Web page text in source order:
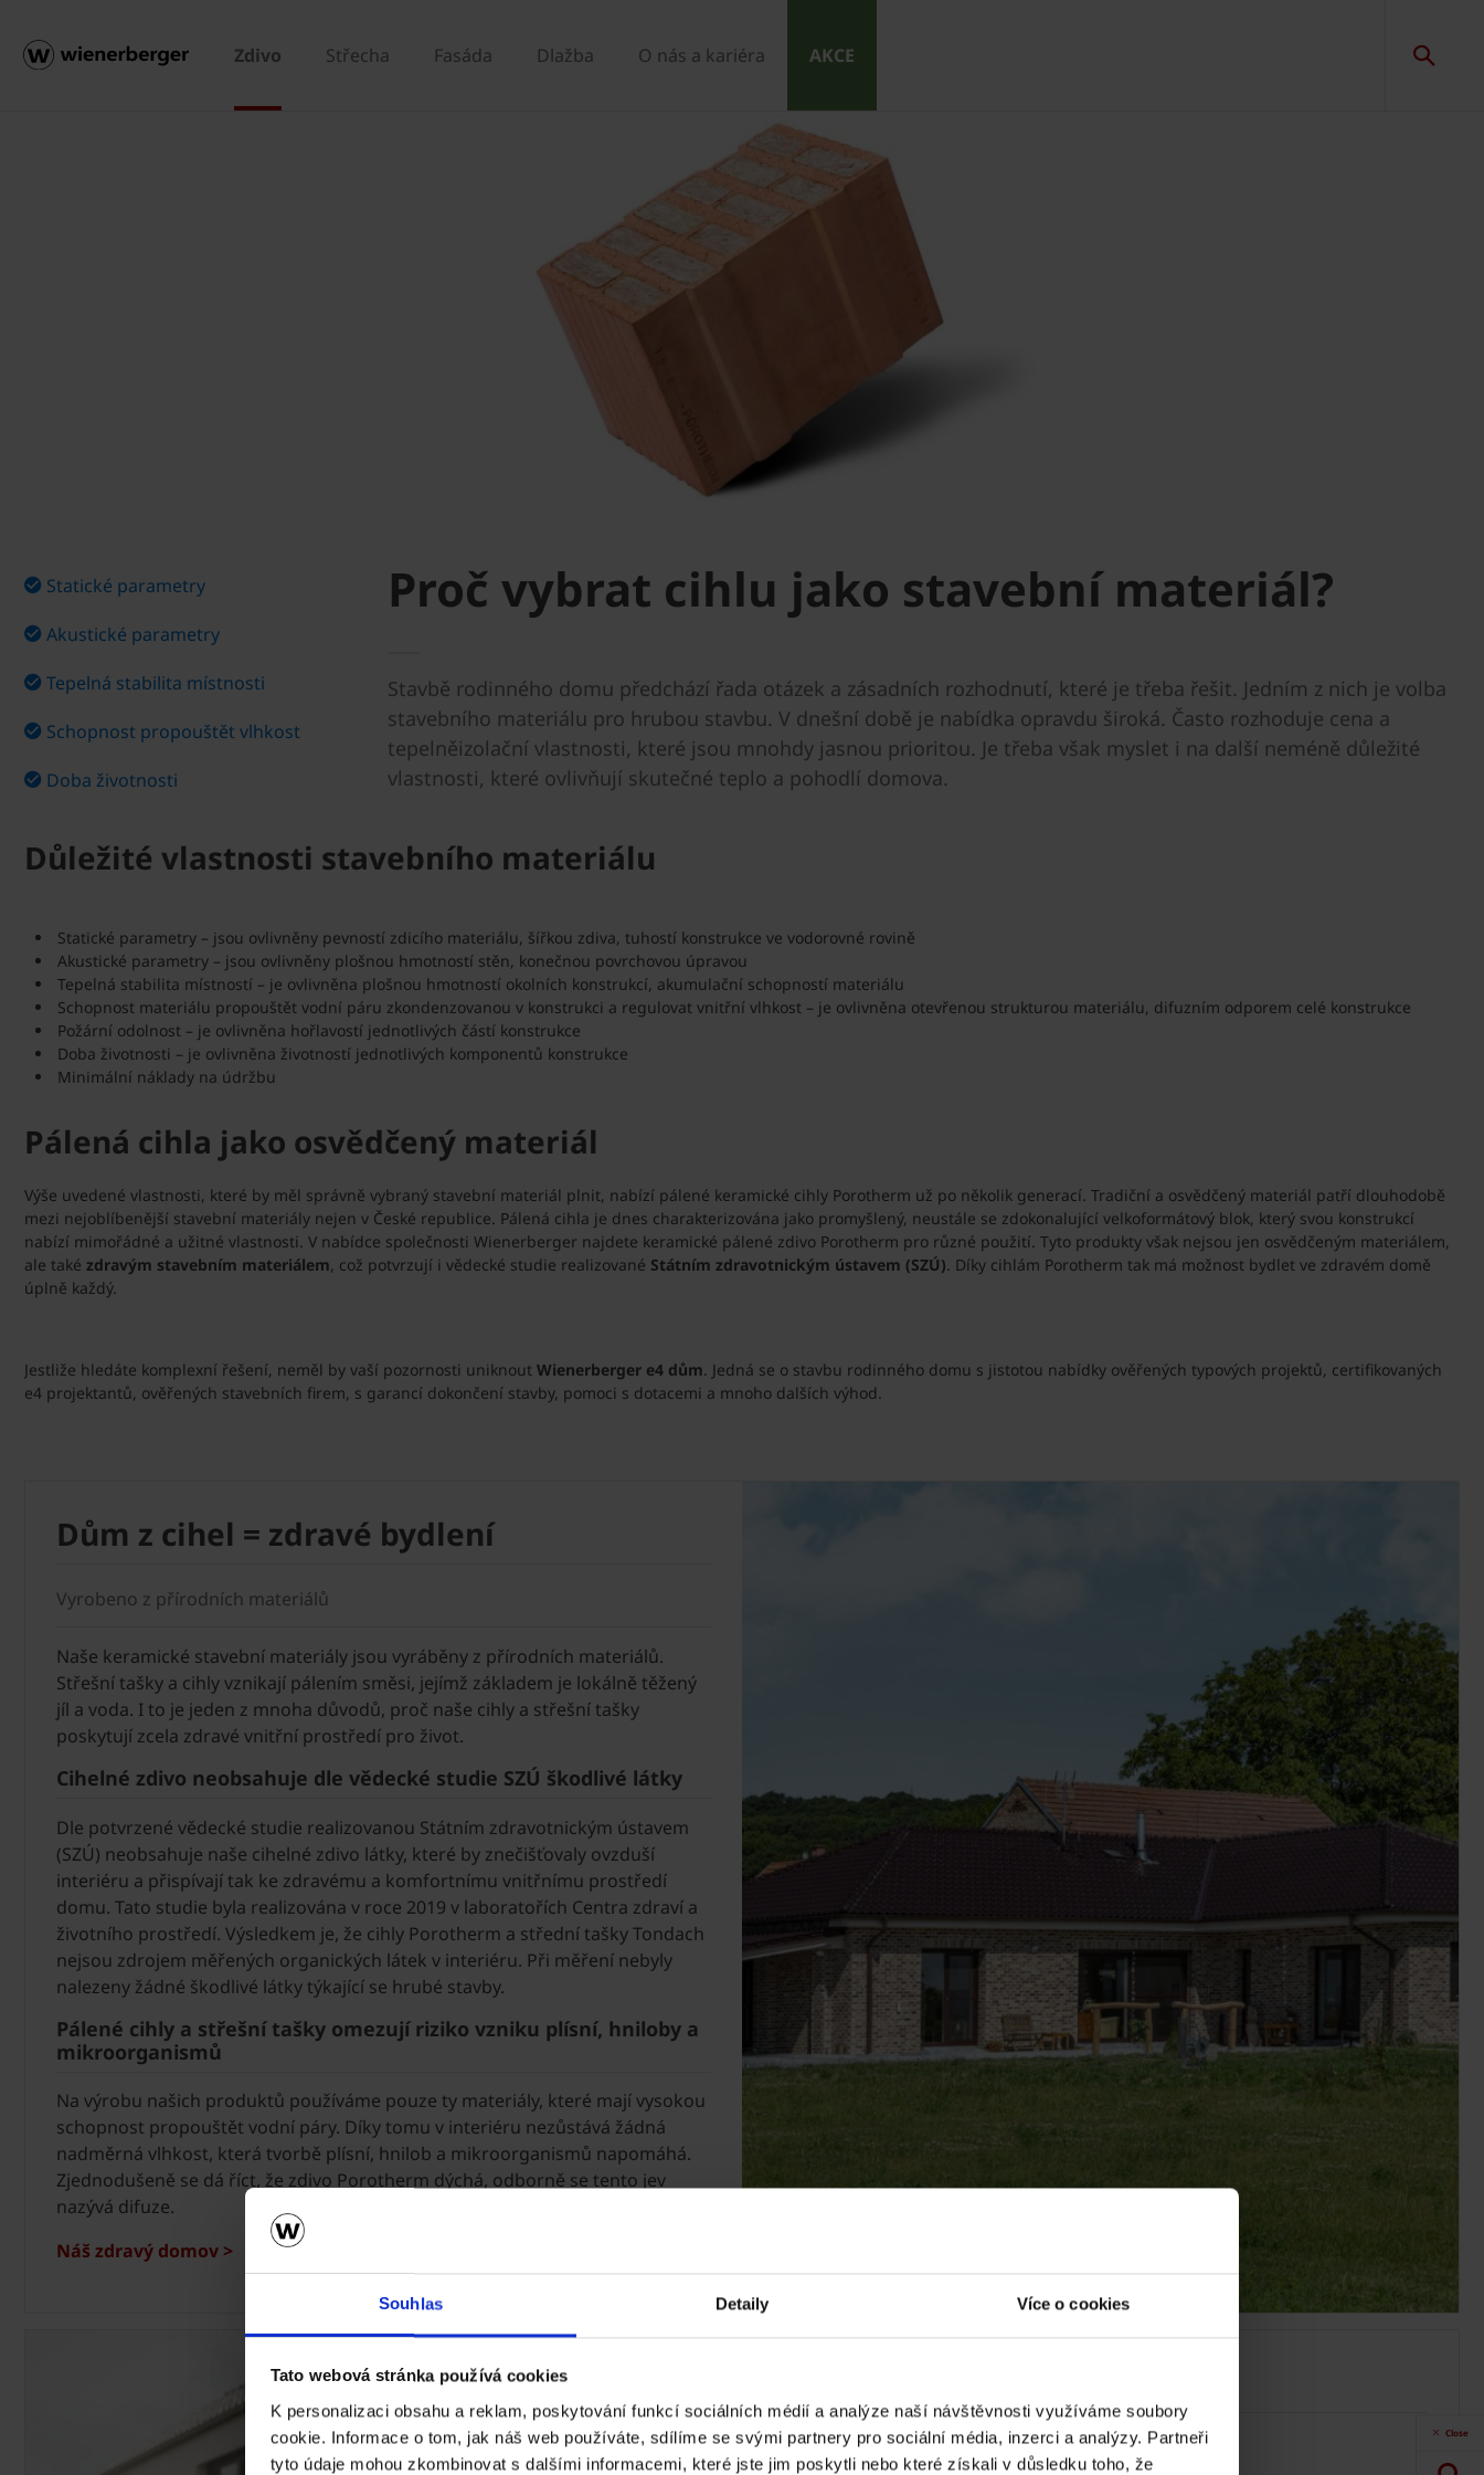
Souhlas Detaily Více o cookies
Tato webová stránka používá cookies
K personalizaci obsahu a reklam, poskytování funkcí sociálních médií a analýze naší návštěvnosti využíváme soubory
cookie. Informace o tom, jak náš web používáte, sdílíme se svými partnery pro sociální média, inzerci a analýzy. Partneři
tyto údaje mohou zkombinovat s dalšími informacemi, které jste jim poskytli nebo které získali v důsledku toho, že
Zdivo Střecha Fasáda Dlažba O nás a kariéra AKCE
Statické parametry
Akustické parametry
Tepelná stabilita místnosti
Schopnost propouštět vlhkost
Doba životnosti
Proč vybrat cihlu jako stavební materiál?
Stavbě rodinného domu předchází řada otázek a zásadních rozhodnutí, které je třeba řešit. Jedním z nich je volba
stavebního materiálu pro hrubou stavbu. V dnešní době je nabídka opravdu široká. Často rozhoduje cena a
tepelněizolační vlastnosti, které jsou mnohdy jasnou prioritou. Je třeba však myslet i na další neméně důležité
vlastnosti, které ovlivňují skutečné teplo a pohodlí domova.
Důležité vlastnosti stavebního materiálu
Statické parametry – jsou ovlivněny pevností zdicího materiálu, šířkou zdiva, tuhostí konstrukce ve vodorovné rovině
Akustické parametry – jsou ovlivněny plošnou hmotností stěn, konečnou povrchovou úpravou
Tepelná stabilita místností – je ovlivněna plošnou hmotností okolních konstrukcí, akumulační schopností materiálu
Schopnost materiálu propouštět vodní páru zkondenzovanou v konstrukci a regulovat vnitřní vlhkost – je ovlivněna otevřenou strukturou materiálu, difuzním odporem celé konstrukce
Požární odolnost – je ovlivněna hořlavostí jednotlivých částí konstrukce
Doba životnosti – je ovlivněna životností jednotlivých komponentů konstrukce
Minimální náklady na údržbu
Pálená cihla jako osvědčený materiál
Výše uvedené vlastnosti, které by měl správně vybraný stavební materiál plnit, nabízí pálené keramické cihly Porotherm už po několik generací. Tradiční a osvědčený materiál patří dlouhodobě
mezi nejoblíbenější stavební materiály nejen v České republice. Pálená cihla je dnes charakterizována jako promyšlený, neustále se zdokonalující velkoformátový blok, který svou konstrukcí
nabízí mimořádné a užitné vlastnosti. V nabídce společnosti Wienerberger najdete keramické pálené zdivo Porotherm pro různé použití. Tyto produkty však nejsou jen osvědčeným materiálem,
ale také zdravým stavebním materiálem, což potvrzují i vědecké studie realizované Státním zdravotnickým ústavem (SZÚ). Díky cihlám Porotherm tak má možnost bydlet ve zdravém domě
úplně každý.
Jestliže hledáte komplexní řešení, neměl by vaší pozornosti uniknout Wienerberger e4 dům. Jedná se o stavbu rodinného domu s jistotou nabídky ověřených typových projektů, certifikovaných
e4 projektantů, ověřených stavebních firem, s garancí dokončení stavby, pomoci s dotacemi a mnoho dalších výhod.
Dům z cihel = zdravé bydlení
Vyrobeno z přírodních materiálů
Naše keramické stavební materiály jsou vyráběny z přírodních materiálů.
Střešní tašky a cihly vznikají pálením směsi, jejímž základem je lokálně těžený
jíl a voda. I to je jeden z mnoha důvodů, proč naše cihly a střešní tašky
poskytují zcela zdravé vnitřní prostředí pro život.
Cihelné zdivo neobsahuje dle vědecké studie SZÚ škodlivé látky
Dle potvrzené vědecké studie realizovanou Státním zdravotnickým ústavem
(SZÚ) neobsahuje naše cihelné zdivo látky, které by znečišťovaly ovzduší
interiéru a přispívají tak ke zdravému a komfortnímu vnitřnímu prostředí
domu. Tato studie byla realizována v roce 2019 v laboratořích Centra zdraví a
životního prostředí. Výsledkem je, že cihly Porotherm a střední tašky Tondach
nejsou zdrojem měřených organických látek v interiéru. Při měření nebyly
nalezeny žádné škodlivé látky týkající se hrubé stavby.
Pálené cihly a střešní tašky omezují riziko vzniku plísní, hniloby a
mikroorganismů
Na výrobu našich produktů používáme pouze ty materiály, které mají vysokou
schopnost propouštět vodní páry. Díky tomu v interiéru nezůstává žádná
nadměrná vlhkost, která tvorbě plísní, hnilob a mikroorganismů napomáhá.
Zjednodušeně se dá říct, že zdivo Porotherm dýchá, odborně se tento jev
nazývá difuze.
Náš zdravý domov >
Pro ty, kteří hledají zdravý cihlový dům na míru
Close